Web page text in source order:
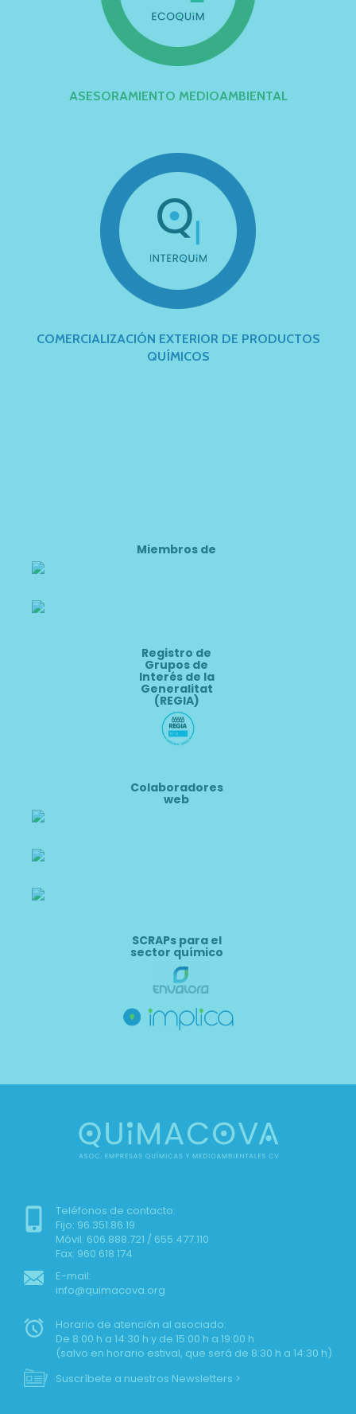
ASESORAMIENTO MEDIOAMBIENTAL
COMERCIALIZACIÓN EXTERIOR DE PRODUCTOS
QUÍMICOS
Miembros de
Registro de
Grupos de
Interés de la
Generalitat
(REGIA)
Colaboradores
web
SCRAPs para el
sector químico
Teléfonos de contacto:
Fijo: 96.351.86.19
Móvil: 606.888.721 / 655.477.110
Fax: 960 618 174
E-mail:
info@quimacova.org
Horario de atención al asociado:
De 8:00 h a 14:30 h y de 15:00 h a 19:00 h
(salvo en horario estival, que será de 8:30 h a 14:30 h)
Suscríbete a nuestros Newsletters >